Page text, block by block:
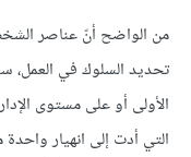
من الواضح أنّ عناصر
تحديد السلوك في
الأولى أو على مستوى
التي أدت إلى انهيار